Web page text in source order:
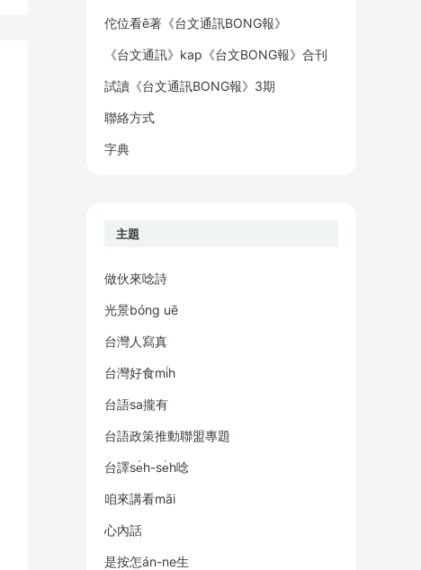
佗位看ē著《台文通訊BONG報》
《台文通訊》kap《台文BONG報》合刊
試讀《台文通訊BONG報》3期
聯絡方式
字典
主題
做伙來唸詩
光景bóng uē
台灣人寫真
台灣好食mi̍h
台語sa攏有
台語政策推動聯盟專題
台譯se̍h-se̍h唸
咱來講看māi
心內話
是按怎án-ne生